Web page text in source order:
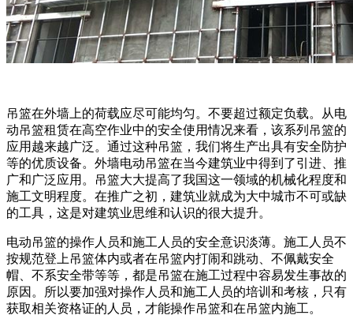
吊篮在外墙上的荷载应尽可能均匀。不要超过额定负载。从电
动吊篮租赁在高空作业中的安全使用情况来看，该系列吊篮的
应用越来越广泛。通过这种吊篮，我们将生产出具有安全防护
等的优质设备。外墙电动吊篮在当今建筑业中得到了引进、推
广和广泛应用。吊篮大大提高了我国这一领域的机械化程度和
施工文明程度。在推广之初，建筑业就成为大中城市不可或缺
的工具，这是对建筑业思维和认识的很大提升。
电动吊篮的操作人员和施工人员的安全意识淡薄。施工人员不
按规范登上吊篮体内或者在吊篮内打闹和跳动、不佩戴安全
帽、不系安全带等等，都是吊篮在施工过程中容易发生事故的
原因。所以要加强对操作人员和施工人员的培训和考核，只有
获取相关资格证的人员，才能操作吊篮和在吊篮内施工。